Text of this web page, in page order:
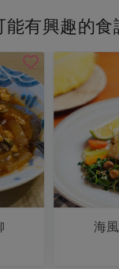
能有興趣的食
海